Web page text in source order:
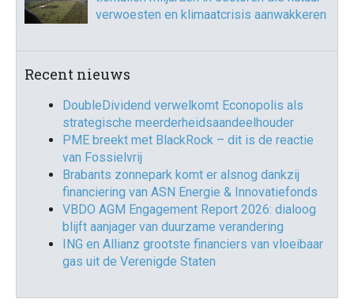
verwoesten en klimaatcrisis aanwakkeren
Recent nieuws
DoubleDividend verwelkomt Econopolis als
strategische meerderheidsaandeelhouder
PME breekt met BlackRock – dit is de reactie
van Fossielvrij
Brabants zonnepark komt er alsnog dankzij
financiering van ASN Energie & Innovatiefonds
VBDO AGM Engagement Report 2026: dialoog
blijft aanjager van duurzame verandering
ING en Allianz grootste financiers van vloeibaar
gas uit de Verenigde Staten